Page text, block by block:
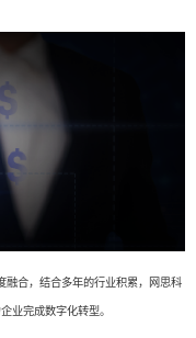
合，结合多年的行业积累，网思科
业完成数字化转型。